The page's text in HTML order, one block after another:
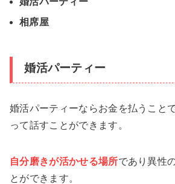
相席屋
婚活パーティー
婚活パーティーならお金を払うこと
って話すことができます。
自分磨きが活かせる場所であり異性
とができます。